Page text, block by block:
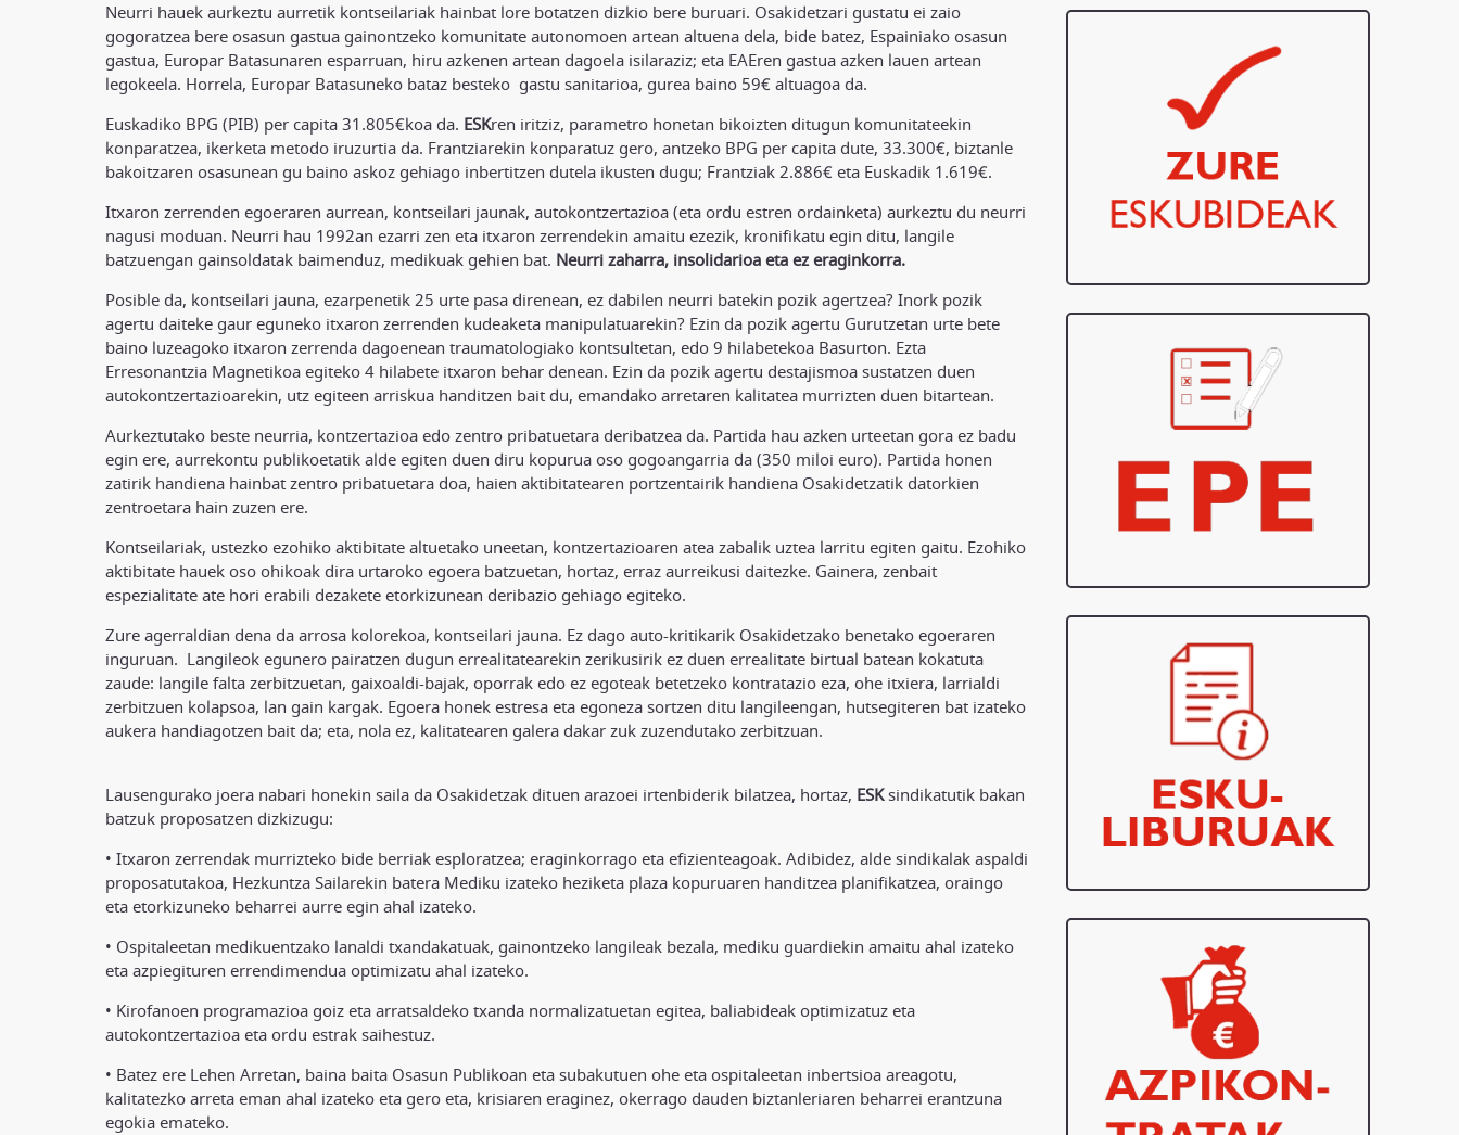
Neurri hauek aurkeztu aurretik kontseilariak hainbat lore botatzen dizkio bere buruari. Osakidetzari gustatu ei zaio
gogoratzea bere osasun gastua gainontzeko komunitate autonomoen artean altuena dela, bide batez, Espainiako osasun
gastua, Europar Batasunaren esparruan, hiru azkenen artean dagoela isilaraziz; eta EAEren gastua azken lauen artean
legokeela. Horrela, Europar Batasuneko bataz besteko gastu sanitarioa, gurea baino 59€ altuagoa da.
Euskadiko BPG (PIB) per capita 31.805€koa da. ESKren iritziz, parametro honetan bikoizten ditugun komunitateekin
konparatzea, ikerketa metodo iruzurtia da. Frantziarekin konparatuz gero, antzeko BPG per capita dute, 33.300€, biztanle
bakoitzaren osasunean gu baino askoz gehiago inbertitzen dutela ikusten dugu; Frantziak 2.886€ eta Euskadik 1.619€.
Itxaron zerrenden egoeraren aurrean, kontseilari jaunak, autokontzertazioa (eta ordu estren ordainketa) aurkeztu du neurri
nagusi moduan. Neurri hau 1992an ezarri zen eta itxaron zerrendekin amaitu ezezik, kronifikatu egin ditu, langile
batzuengan gainsoldatak baimenduz, medikuak gehien bat. Neurri zaharra, insolidarioa eta ez eraginkorra.
Posible da, kontseilari jauna, ezarpenetik 25 urte pasa direnean, ez dabilen neurri batekin pozik agertzea? Inork pozik
agertu daiteke gaur eguneko itxaron zerrenden kudeaketa manipulatuarekin? Ezin da pozik agertu Gurutzetan urte bete
baino luzeagoko itxaron zerrenda dagoenean traumatologiako kontsultetan, edo 9 hilabetekoa Basurton. Ezta
Erresonantzia Magnetikoa egiteko 4 hilabete itxaron behar denean. Ezin da pozik agertu destajismoa sustatzen duen
autokontzertazioarekin, utz egiteen arriskua handitzen bait du, emandako arretaren kalitatea murrizten duen bitartean.
Aurkeztutako beste neurria, kontzertazioa edo zentro pribatuetara deribatzea da. Partida hau azken urteetan gora ez badu
egin ere, aurrekontu publikoetatik alde egiten duen diru kopurua oso gogoangarria da (350 miloi euro). Partida honen
zatirik handiena hainbat zentro pribatuetara doa, haien aktibitatearen portzentairik handiena Osakidetzatik datorkien
zentroetara hain zuzen ere.
Kontseilariak, ustezko ezohiko aktibitate altuetako uneetan, kontzertazioaren atea zabalik uztea larritu egiten gaitu. Ezohiko
aktibitate hauek oso ohikoak dira urtaroko egoera batzuetan, hortaz, erraz aurreikusi daitezke. Gainera, zenbait
espezialitate ate hori erabili dezakete etorkizunean deribazio gehiago egiteko.
Zure agerraldian dena da arrosa kolorekoa, kontseilari jauna. Ez dago auto-kritikarik Osakidetzako benetako egoeraren
inguruan. Langileok egunero pairatzen dugun errealitatearekin zerikusirik ez duen errealitate birtual batean kokatuta
zaude: langile falta zerbitzuetan, gaixoaldi-bajak, oporrak edo ez egoteak betetzeko kontratazio eza, ohe itxiera, larrialdi
zerbitzuen kolapsoa, lan gain kargak. Egoera honek estresa eta egoneza sortzen ditu langileengan, hutsegiteren bat izateko
aukera handiagotzen bait da; eta, nola ez, kalitatearen galera dakar zuk zuzendutako zerbitzuan.
Lausengurako joera nabari honekin saila da Osakidetzak dituen arazoei irtenbiderik bilatzea, hortaz, ESKsindikatutik bakan
batzuk proposatzen dizkizugu:
• Itxaron zerrendak murrizteko bide berriak esploratzea; eraginkorrago eta efizienteagoak. Adibidez, alde sindikalak aspaldi
proposatutakoa, Hezkuntza Sailarekin batera Mediku izateko heziketa plaza kopuruaren handitzea planifikatzea, oraingo
eta etorkizuneko beharrei aurre egin ahal izateko.
• Ospitaleetan medikuentzako lanaldi txandakatuak, gainontzeko langileak bezala, mediku guardiekin amaitu ahal izateko
eta azpiegituren errendimendua optimizatu ahal izateko.
• Kirofanoen programazioa goiz eta arratsaldeko txanda normalizatuetan egitea, baliabideak optimizatuz eta
autokontzertazioa eta ordu estrak saihestuz.
• Batez ere Lehen Arretan, baina baita Osasun Publikoan eta subakutuen ohe eta ospitaleetan inbertsioa areagotu,
kalitatezko arreta eman ahal izateko eta gero eta, krisiaren eraginez, okerrago dauden biztanleriaren beharrei erantzuna
egokia emateko.